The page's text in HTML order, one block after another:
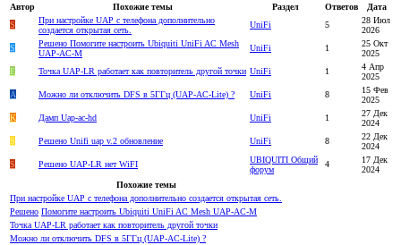
Автор
Похожие темы Раздел Ответов
Дата
S
При настройке UAP с телефона дополнительно
создается открытая сеть.
UniFi 5
28 Июл
2026
S
Решено Помогите настроить Ubiquiti UniFi AC Mesh
UAP-AC-M
UniFi 1
25 Окт
2025
E
Точка UAP-LR работает как повторитель другой точки UniFi 1
4 Апр
2025
A
Можно ли отключить DFS в 5ГГц (UAP-AC-Lite) ? UniFi 8
15 Фев
2025
K
Дамп Uap-ac-hd UniFi 1
27 Дек
2024
S
Решено Unifi uap v.2 обновление UniFi 8
22 Дек
2024
S
Решено UAP-LR нет WiFI
UBIQUITI Общий
форум
4
17 Дек
2024
Похожие темы
При настройке UAP с телефона дополнительно создается открытая сеть.
Решено Помогите настроить Ubiquiti UniFi AC Mesh UAP-AC-M
Точка UAP-LR работает как повторитель другой точки
Можно ли отключить DFS в 5ГГц (UAP-AC-Lite) ?